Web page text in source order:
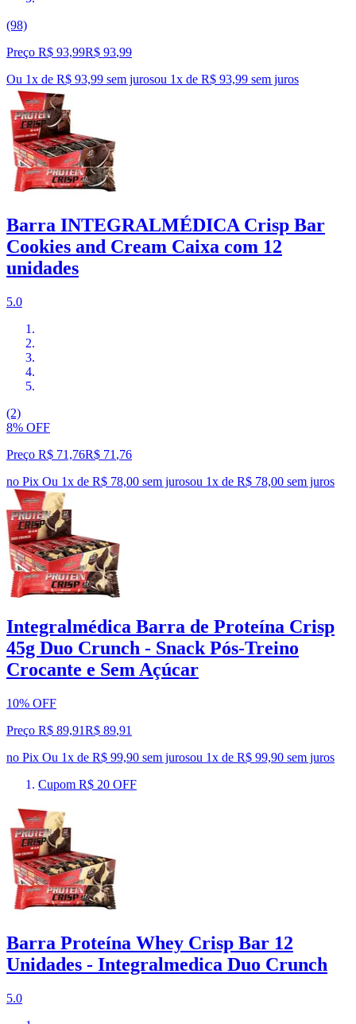
(98)
Preço R$ 93,99R$ 93,99
Ou 1x de R$ 93,99 sem jurosou 1x de R$ 93,99 sem juros
Barra INTEGRALMÉDICA Crisp Bar
Cookies and Cream Caixa com 12
unidades
5.0
(2)
8% OFF
Preço R$ 71,76R$ 71 ,76
no Pix Ou 1x de R$ 78,00 sem jurosou 1x de R$ 78,00 sem juros
Integralmédica Barra de Proteína Crisp
45g Duo Crunch - Snack Pós-Treino
Crocante e Sem Açúcar
10% OFF
Preço R$ 89,91R$ 89,91
no Pix Ou 1x de R$ 99,90 sem jurosou 1x de R$ 99,90 sem juros
Cupom R$ 20 OFF
Barra Proteína Whey Crisp Bar 12
Unidades - Integralmedica Duo Crunch
5.0